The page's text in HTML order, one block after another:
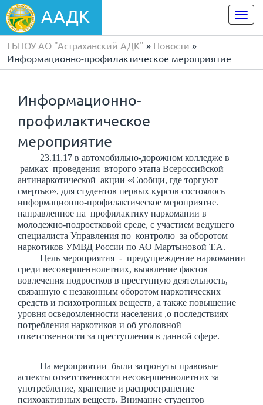
ААДК
ГБПОУ АО "Астраханский АДК" » Новости »
Информационно-профилактическое мероприятие
Информационно-
профилактическое
мероприятие
23.11.17 в автомобильно-дорожном колледже в
рамках проведения второго этапа Всероссийской
антинаркотической акции «Сообщи, где торгуют
смертью», для студентов первых курсов состоялось
информационно-профилактическое мероприятие.
направленное на профилактику наркомании в
молодежно-подростковой среде, с участием ведущего
специалиста Управления по контролю за оборотом
наркотиков УМВД России по АО Мартыновой Т.А.
Цель мероприятия - предупреждение наркомании
среди несовершеннолетних, выявление фактов
вовлечения подростков в преступную деятельность,
связанную с незаконным оборотом наркотических
средств и психотропных веществ, а также повышение
уровня осведомленности населения ,о последствиях
потребления наркотиков и об уголовной
ответственности за преступления в данной сфере.
На мероприятии были затронуты правовые
аспекты ответственности несовершеннолетних за
употребление, хранение и распространение
психоактивных веществ. Внимание студентов